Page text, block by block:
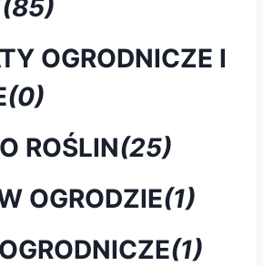
(85)
OGRODNICZE I
(0)
ROŚLIN(25)
OGRODZIE(1)
(1)